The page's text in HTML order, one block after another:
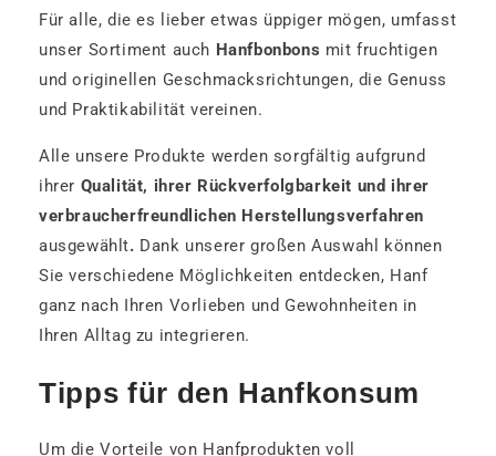
Für alle, die es lieber etwas üppiger mögen, umfasst
unser Sortiment auch Hanfbonbons mit fruchtigen
und originellen Geschmacksrichtungen, die Genuss
und Praktikabilität vereinen.
Alle unsere Produkte werden sorgfältig aufgrund
ihrer Qualität, ihrer Rückverfolgbarkeit und ihrer
verbraucherfreundlichen Herstellungsverfahren
ausgewählt. Dank unserer großen Auswahl können
Sie verschiedene Möglichkeiten entdecken, Hanf
ganz nach Ihren Vorlieben und Gewohnheiten in
Ihren Alltag zu integrieren.
Tipps für den Hanfkonsum
Um die Vorteile von Hanfprodukten voll